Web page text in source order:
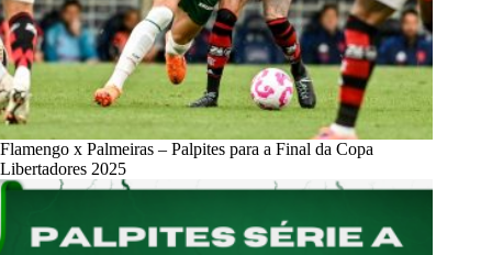
Flamengo x Palmeiras – Palpites para a Final da Copa
Libertadores 2025